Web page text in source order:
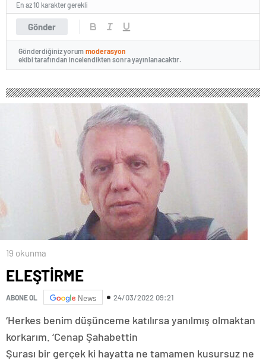
Gönder
En az 10 karakter gerekli
Gönderdiğiniz yorum moderasyon
ekibi tarafından incelendikten sonra yayınlanacaktır.
19 okunma
ELEŞTİRME
ABONE OL News 24/03/2022 09:21
‘Herkes benim düşünceme katılırsa yanılmış olmaktan
korkarım. ‘Cenap Şahabettin
Şurası bir gerçek ki hayatta ne tamamen kusursuz ne